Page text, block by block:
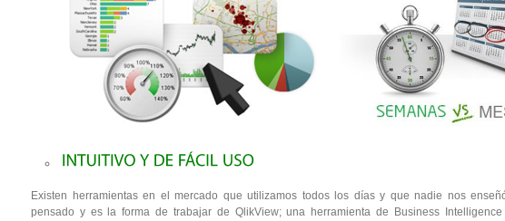
Existen herramientas en el mercado que utilizamos todos los días y que nadie nos
pensado y es la forma de trabajar de QlikView; una herramienta de Business